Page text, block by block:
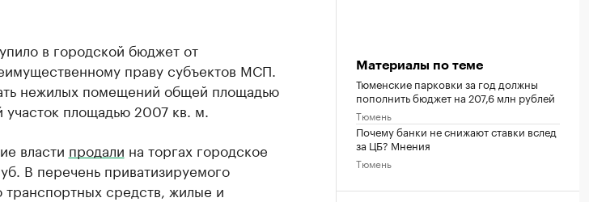
в городской бюджет от
праву субъектов МСП.
нежилых помещений общей площадью
площадью 2007 кв. м.
власти продали на торгах городское
В перечень приватизируемого
транспортных средств, жилые и
Материалы по теме
Тюменские парковки за год должны
пополнить бюджет на 207,6 млн рублей
Тюмень
Почему банки не снижают ставки вслед
за ЦБ? Мнения
Тюмень